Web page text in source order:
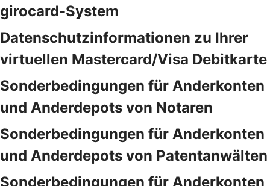
girocard-System
Datenschutzinformationen zu Ihrer
virtuellen Mastercard/Visa Debitkarte
Sonderbedingungen für Anderkonten
und Anderdepots von Notaren
Sonderbedingungen für Anderkonten
und Anderdepots von Patentanwälten
Sonderbedingungen für Anderkonten